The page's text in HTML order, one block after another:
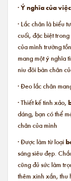
·Ý nghĩa của
· Lắc chân là biểu
cuối, đặc biệt
của mình trường
mang một ý nghĩa
niu đôi bàn chân
· Đeo lắc chân
· Thiết kế tinh xảo,
dáng, bạn có thể
chân của mình
· Được làm từ loại
sáng siêu đẹp.
cũng đủ sức làm
thêm xinh xắn, thu